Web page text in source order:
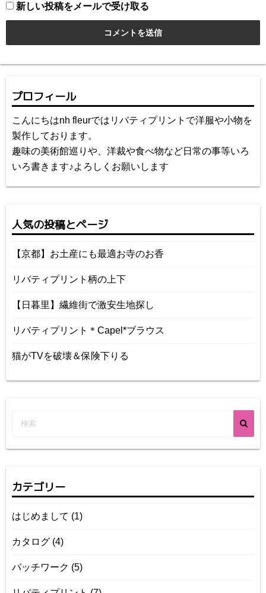
新しい投稿をメールで受け取る
プロフィール
こんにちはnh fleurではリバティプリントで洋服や小物を
製作しております。
趣味の美術館巡りや、洋裁や食べ物など日常の事等いろ
いろ書きます♪よろしくお願いします
人気の投稿とページ
【京都】お土産にも最適お寺のお香
リバティプリント柄の上下
【日暮里】繊維街で激安生地探し
リバティプリント＊Capel*ブラウス
猫がTVを破壊＆保険下りる
カテゴリー
はじめまして (1)
カタログ (4)
パッチワーク (5)